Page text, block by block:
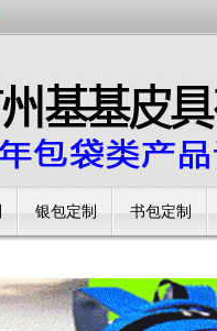
银包定制 书包定制